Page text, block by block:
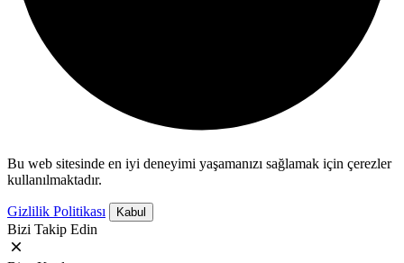
Bu web sitesinde en iyi deneyimi yaşamanızı sağlamak için çerezler
kullanılmaktadır.
Gizlilik Politikası Kabul
Bizi Takip Edin